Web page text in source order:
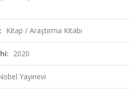
Kitap / Araştırma Kitabı
2020
Yayınevi